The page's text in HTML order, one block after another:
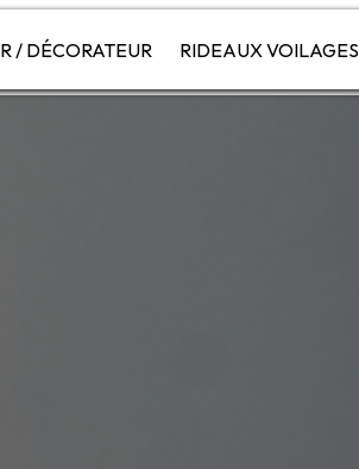
/ DÉCORATEUR RIDEAUX VOILAGES